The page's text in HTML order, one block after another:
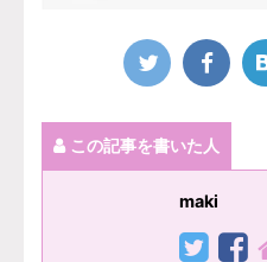
この記事を書いた人
maki